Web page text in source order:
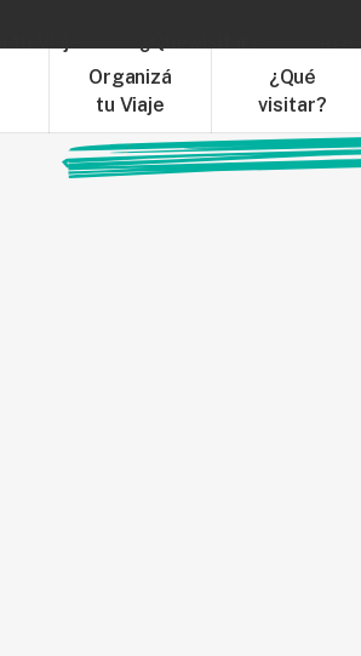
Organizá
tu Viaje
¿Qué
visitar?